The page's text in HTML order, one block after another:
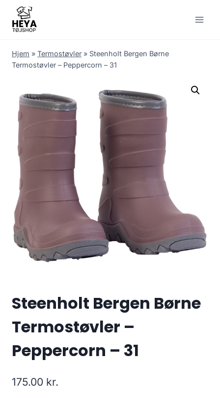
content
Hjem » Termostøvler » Steenholt Bergen Børne
Termostøvler – Peppercorn – 31
Steenholt Bergen Børne
Termostøvler –
Peppercorn – 31
175.00 kr.